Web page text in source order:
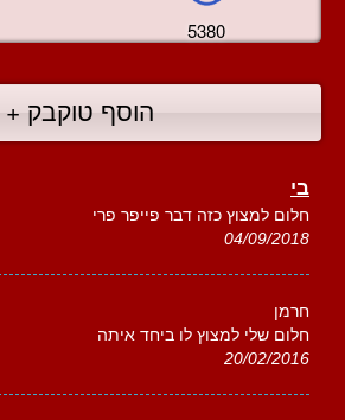
5380
הוסף טוקבק +
בי
חלום למצוץ כזה דבר פייפר פרי
04/09/2018
חרמן
חלום שלי למצוץ לו ביחד איתה
20/02/2016